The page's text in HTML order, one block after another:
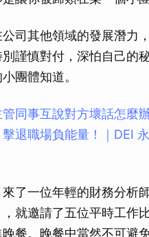
司其他領域的發展潛力
謹慎對付，深怕自己的
團體知道。
管同事互說對方壞話怎麼
退職場負能量！｜DEI
了一位年輕的財務分析
就邀請了五位平時工作
餐。晚餐中當然不可避